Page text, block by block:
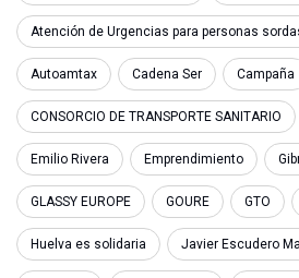
Atención de Urgencias para personas
Autoamtax Cadena Ser Campaña
CONSORCIO DE TRANSPORTE SANITARIO
Emilio Rivera Emprendimiento
GLASSY EUROPE GOURE GTO
Huelva es solidaria Javier Escudero